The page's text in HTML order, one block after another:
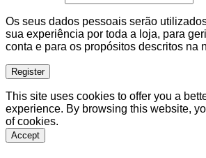
Os seus dados pessoais serão
sua experiência por toda a loja, para
conta e para os propósitos descritos na
Register
This site uses cookies to offer you a
experience. By browsing this website,
of cookies.
Accept